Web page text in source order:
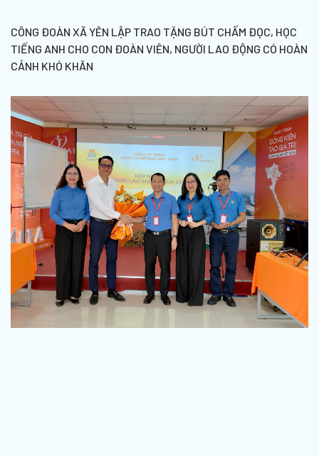
CÔNG ĐOÀN XÃ YÊN LẬP TRAO TẶNG BÚT CHẤM ĐỌC, HỌC
TIẾNG ANH CHO CON ĐOÀN VIÊN, NGƯỜI LAO ĐỘNG CÓ HOÀN
CẢNH KHÓ KHĂN